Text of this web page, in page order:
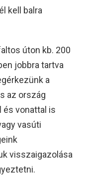
kell balra
úton kb. 200
jobbra tartva
a
az ország
és vonattal is
vasúti
visszaigazolása